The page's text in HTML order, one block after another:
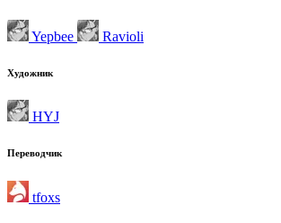
Yepbee Ravioli
Художник
HYJ
Переводчик
tfoxs